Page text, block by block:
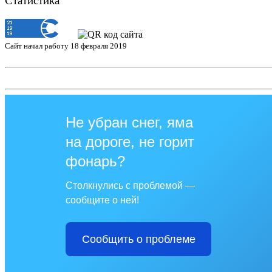
Сайт начал работу 18 февраля 2019
Не убран снег, яма
на дороге, не горит
фонарь?
Столкнулись с проблемой —
сообщите о ней!
Сообщить о проблеме